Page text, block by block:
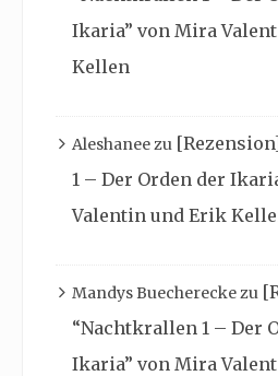
Ikaria” von Mira
Kellen
Aleshanee zu
1 – Der Orden der
Valentin und Erik
Mandys Buecherecke zu
“Nachtkrallen 1 – Der
Ikaria” von Mira